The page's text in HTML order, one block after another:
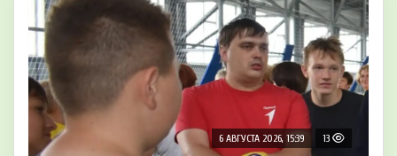
6 АВГУСТА 2026, 15:39 13